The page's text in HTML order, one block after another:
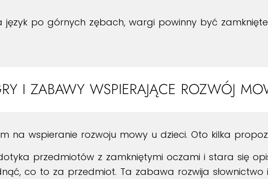
język po górnych zębach, wargi powinny być
I ZABAWY WSPIERAJĄCE ROZWÓJ
na wspieranie rozwoju mowy u dzieci. Oto kilka
przedmiotów z zamkniętymi oczami i stara się
co to za przedmiot. Ta zabawa rozwija słownictwo